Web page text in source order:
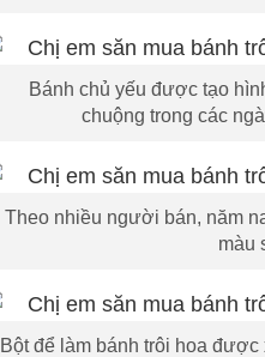
Bánh chủ yếu được tạo
chuộng trong các
Theo nhiều người bán, năm
màu
Bột để làm bánh trôi hoa